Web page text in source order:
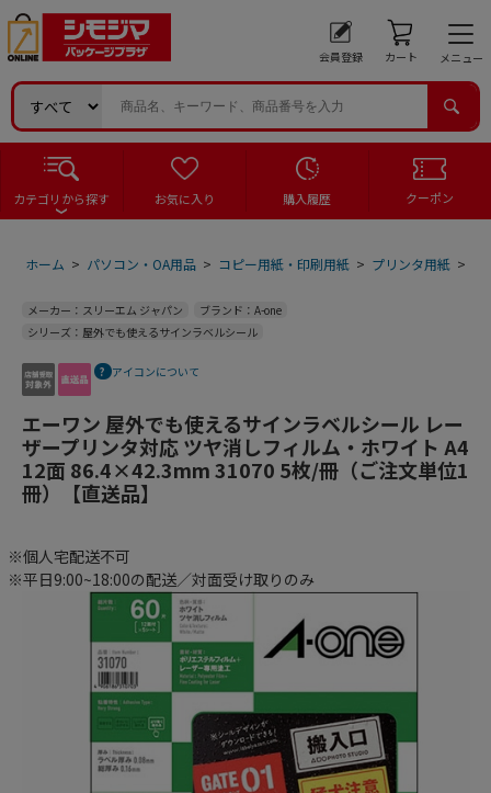
会員登録 カート メニュー
カテゴリから探す お気に入り 購入履歴 クーポン
ホーム > パソコン・OA用品 > コピー用紙・印刷用紙 > プリンタ用紙 >
メーカー：スリーエム ジャパン
ブランド：A-one
シリーズ：屋外でも使えるサインラベルシール
アイコンについて
エーワン 屋外でも使えるサインラベルシール レー
ザープリンタ対応 ツヤ消しフィルム・ホワイト A4
12面 86.4×42.3mm 31070 5枚/冊（ご注文単位1
冊）【直送品】
※個人宅配送不可
※平日9:00~18:00の配送／対面受け取りのみ